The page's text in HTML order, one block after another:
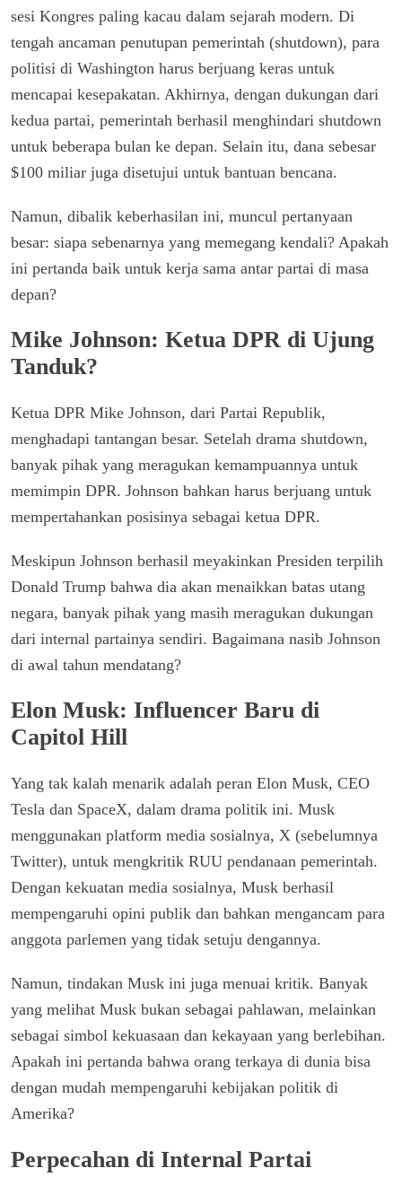
sesi Kongres paling kacau dalam sejarah modern. Di
tengah ancaman penutupan pemerintah (shutdown), para
politisi di Washington harus berjuang keras untuk
mencapai kesepakatan. Akhirnya, dengan dukungan dari
kedua partai, pemerintah berhasil menghindari shutdown
untuk beberapa bulan ke depan. Selain itu, dana sebesar
$100 miliar juga disetujui untuk bantuan bencana.
Namun, dibalik keberhasilan ini, muncul pertanyaan
besar: siapa sebenarnya yang memegang kendali? Apakah
ini pertanda baik untuk kerja sama antar partai di masa
depan?
Mike Johnson: Ketua DPR di Ujung
Tanduk?
Ketua DPR Mike Johnson, dari Partai Republik,
menghadapi tantangan besar. Setelah drama shutdown,
banyak pihak yang meragukan kemampuannya untuk
memimpin DPR. Johnson bahkan harus berjuang untuk
mempertahankan posisinya sebagai ketua DPR.
Meskipun Johnson berhasil meyakinkan Presiden terpilih
Donald Trump bahwa dia akan menaikkan batas utang
negara, banyak pihak yang masih meragukan dukungan
dari internal partainya sendiri. Bagaimana nasib Johnson
di awal tahun mendatang?
Elon Musk: Influencer Baru di
Capitol Hill
Yang tak kalah menarik adalah peran Elon Musk, CEO
Tesla dan SpaceX, dalam drama politik ini. Musk
menggunakan platform media sosialnya, X (sebelumnya
Twitter), untuk mengkritik RUU pendanaan pemerintah.
Dengan kekuatan media sosialnya, Musk berhasil
mempengaruhi opini publik dan bahkan mengancam para
anggota parlemen yang tidak setuju dengannya.
Namun, tindakan Musk ini juga menuai kritik. Banyak
yang melihat Musk bukan sebagai pahlawan, melainkan
sebagai simbol kekuasaan dan kekayaan yang berlebihan.
Apakah ini pertanda bahwa orang terkaya di dunia bisa
dengan mudah mempengaruhi kebijakan politik di
Amerika?
Perpecahan di Internal Partai